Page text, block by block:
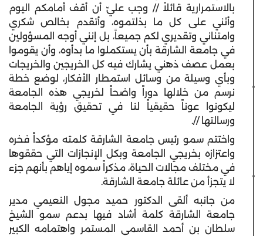
بالاستمرارية قائلاً // وجب عليّ أن أقف أمامكم اليوم
وأثني على كل ما بذلتموه، وأتقدم بخالص شكري
وامتناني وتقديري لكم جميعاً، بل إنني أوجه المسؤولين
في جامعة الشارقة بأن يستكملوا ما بدأوه، وأن يقوموا
بعمل عصف ذهني يشارك فيه كل الخريجين والخريجات
وبأي وسيلة من وسائل استمطار الأفكار، لوضع خطة
نرسم من خلالها دوراً واضحاً لخريجي هذه الجامعة
ليكونوا عوناً حقيقياً لنا في تحقيق رؤية الجامعة
ورسالتها //.
واختتم سمو رئيس جامعة الشارقة كلمته مؤكداً فخره
واعتزازه بخريجي الجامعة وبكل الإنجازات التي حققوها
في مختلف مجالات الحياة، مذكراً سموه إياهم بأنهم جزء
لا يتجزأ من عائلة جامعة الشارقة.
من جانبه ألقى الدكتور حميد مجول النعيمي مدير
جامعة الشارقة كلمة أشاد فيها بدعم سمو الشيخ
سلطان بن أحمد القاسمي المستمر واهتمامه الكبير